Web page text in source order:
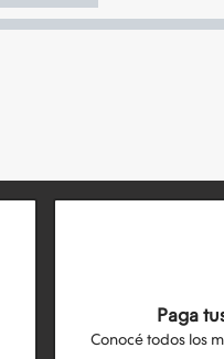
Paga
Conocé todos los